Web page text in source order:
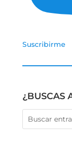
Suscribirme
¿BUSCAS